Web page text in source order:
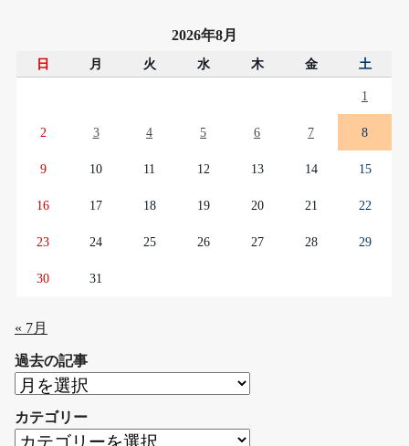
2026年8月
日 月 火 水 木 金 土
1
2 3 4 5 6 7 8
9 10 11 12 13 14 15
16 17 18 19 20 21 22
23 24 25 26 27 28 29
30 31
« 7月
過去の記事
過
の
記
カテゴリー
カ